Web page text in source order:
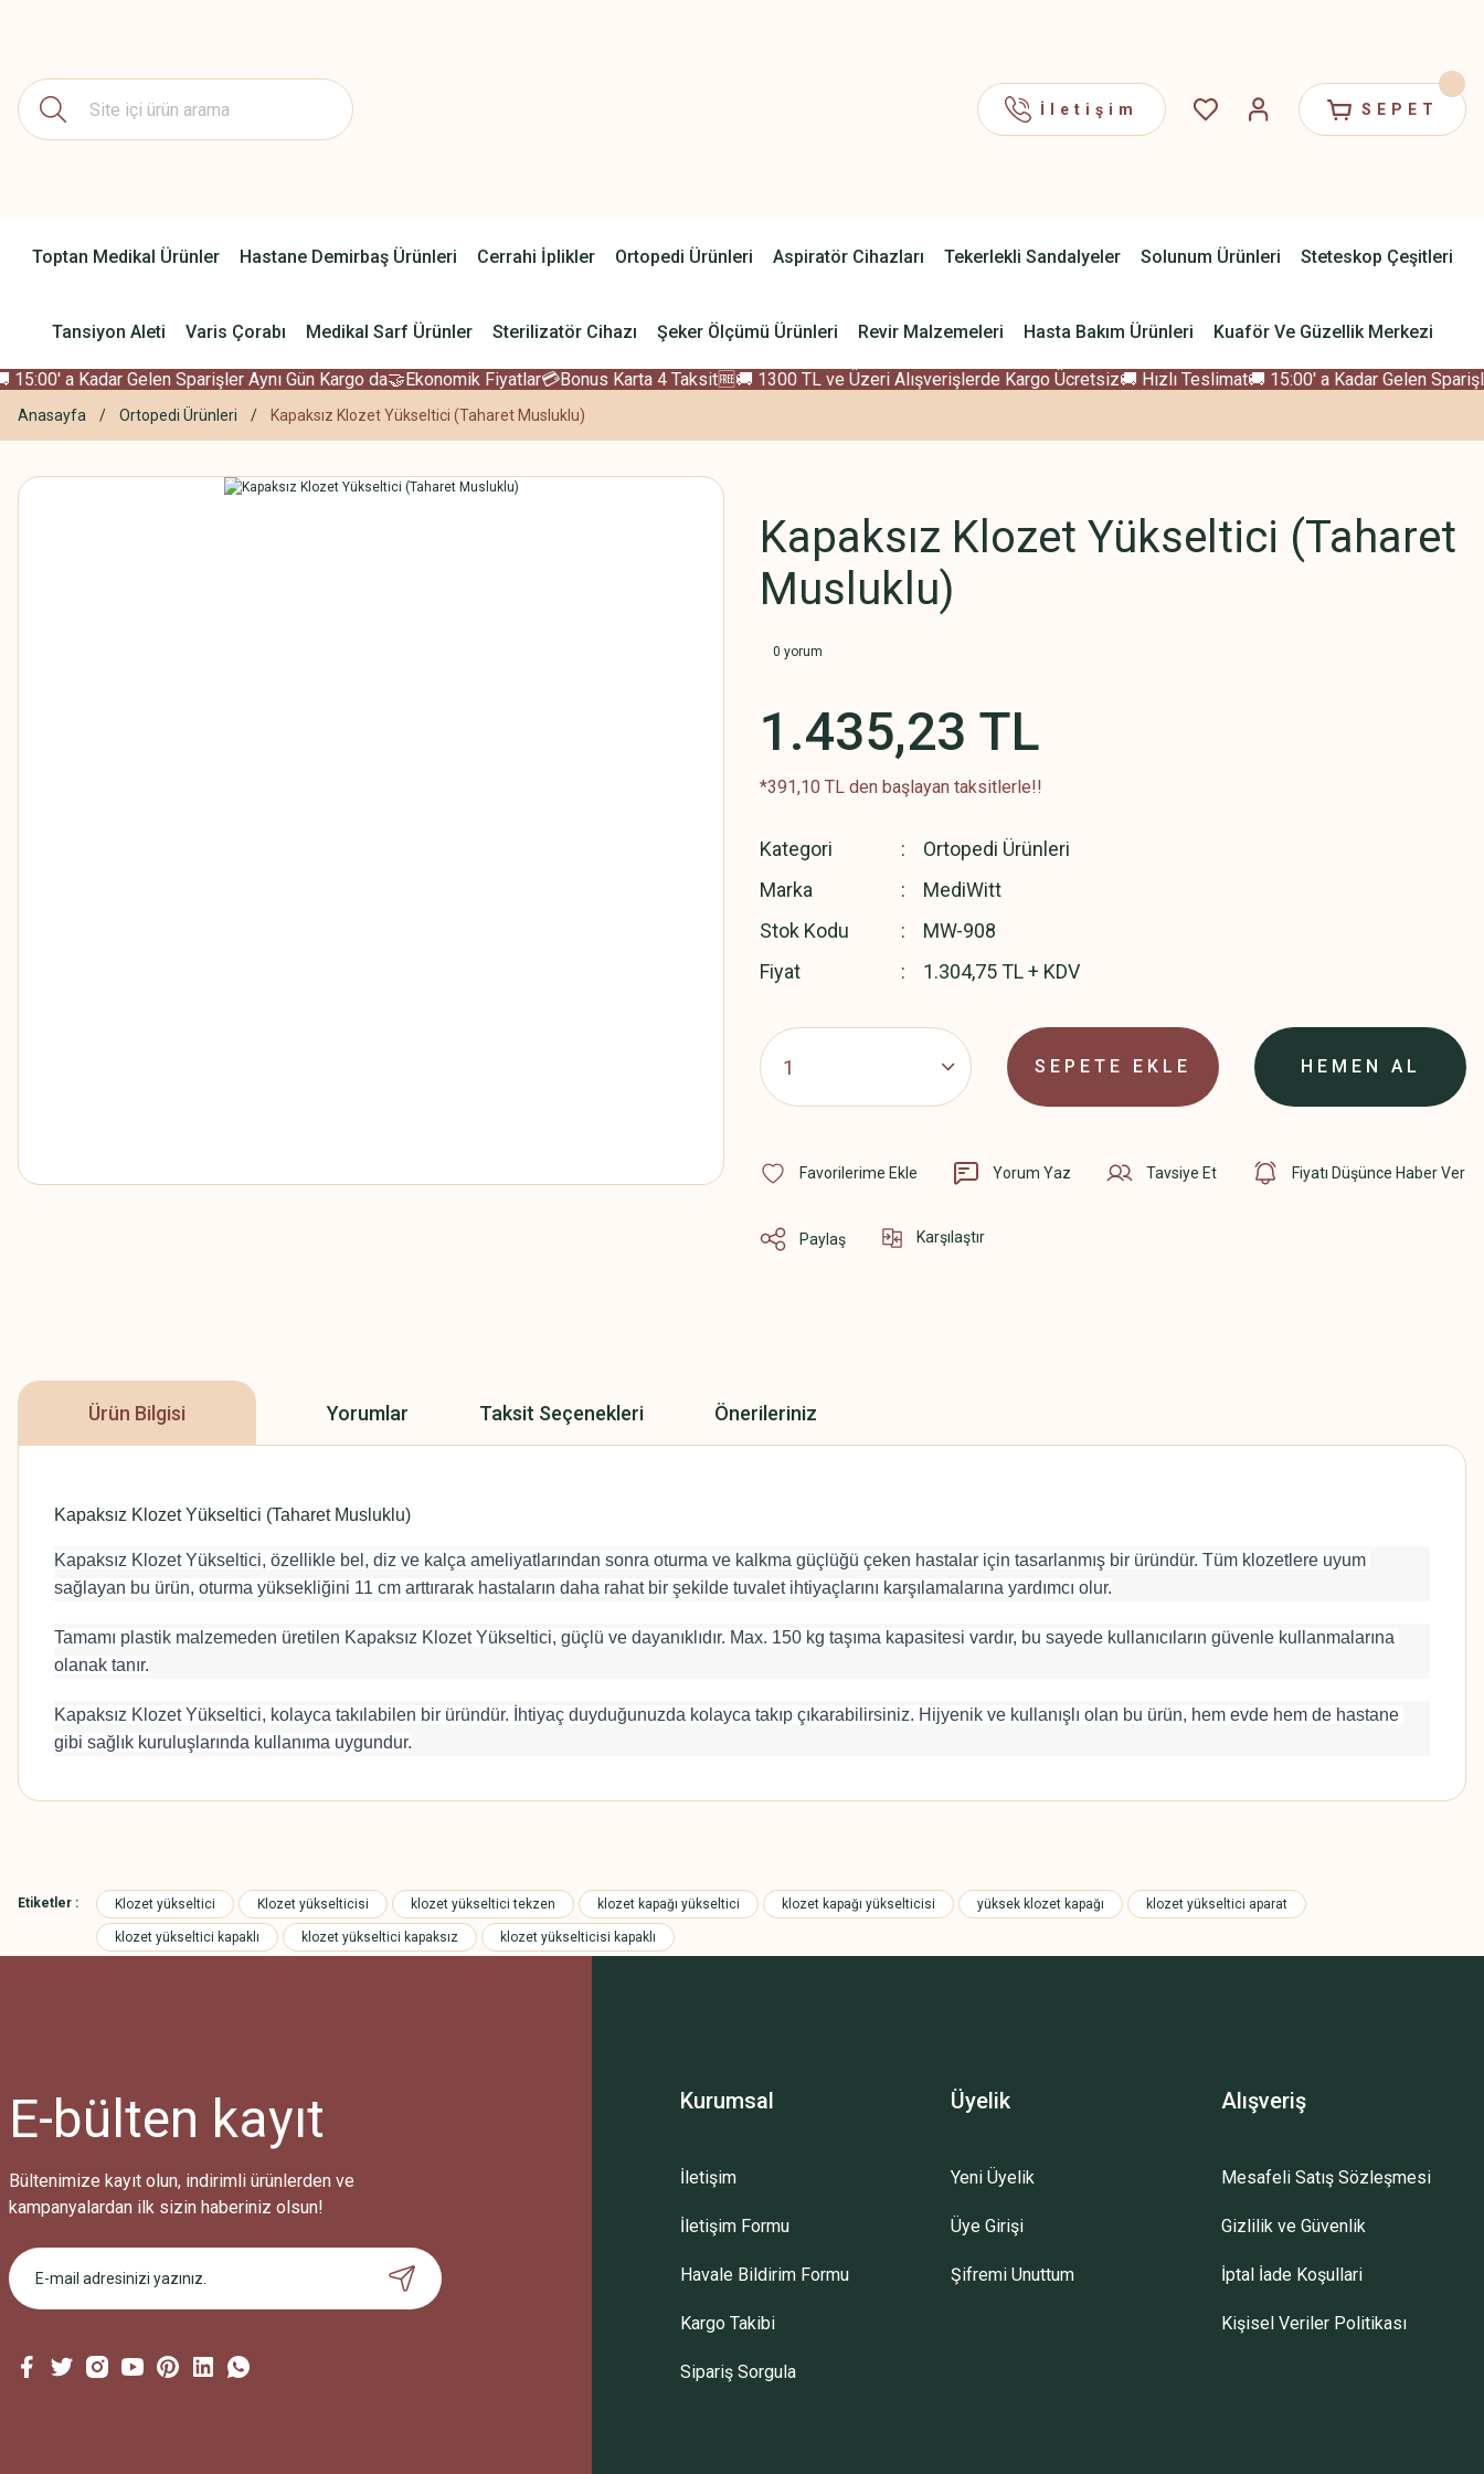
İletişim SEPET
Toptan Medikal Ürünler Hastane Demirbaş Ürünleri Cerrahi İplikler Ortopedi Ürünleri Aspiratör Cihazları Tekerlekli Sandalyeler Solunum Ürünleri Steteskop Çeşitleri
Tansiyon Aleti Varis Çorabı Medikal Sarf Ürünler Sterilizatör Cihazı Şeker Ölçümü Ürünleri Revir Malzemeleri Hasta Bakım Ürünleri Kuaför Ve Güzellik Merkezi
a Kadar Gelen Sparişler Aynı Gün Kargo da🤝Ekonomik Fiyatlar💳Bonus Karta 4 Taksit🆓🚚 1300 TL ve Üzeri Alışverişlerde Kargo Ücretsiz🚚 Hızlı Teslimat🚚 15:00' a Kadar Gelen
Anasayfa Ortopedi Ürünleri Kapaksız Klozet Yükseltici (Taharet Musluklu)
Kapaksız Klozet Yükseltici (Taharet
Musluklu)
0 yorum
1.435,23 TL
*391,10 TL den başlayan taksitlerle!!
Kategori
Ortopedi Ürünleri
Marka
MediWitt
Stok Kodu
MW-908
Fiyat
1.304,75 TL + KDV
SEPETE EKLE HEMEN AL
Yorum Yaz Tavsiye Et Fiyatı Düşünce Haber Ver
Paylaş Karşılaştır
Ürün Bilgisi Yorumlar Taksit Seçenekleri Önerileriniz
Kapaksız Klozet Yükseltici (Taharet Musluklu)
Kapaksız Klozet Yükseltici, özellikle bel, diz ve kalça ameliyatlarından sonra oturma ve kalkma güçlüğü çeken hastalar için tasarlanmış bir üründür. Tüm klozetlere uyum
sağlayan bu ürün, oturma yüksekliğini 11 cm arttırarak hastaların daha rahat bir şekilde tuvalet ihtiyaçlarını karşılamalarına yardımcı olur.
Tamamı plastik malzemeden üretilen Kapaksız Klozet Yükseltici, güçlü ve dayanıklıdır. Max. 150 kg taşıma kapasitesi vardır, bu sayede kullanıcıların güvenle kullanmalarına
olanak tanır.
Kapaksız Klozet Yükseltici, kolayca takılabilen bir üründür. İhtiyaç duyduğunuzda kolayca takıp çıkarabilirsiniz. Hijyenik ve kullanışlı olan bu ürün, hem evde hem de hastane
gibi sağlık kuruluşlarında kullanıma uygundur.
Bu ürüne ilk yorumu siz yapın!
Yorum Yaz
Ürün resmi kalitesiz, bozuk veya görüntülenemiyor.
Etiketler : Klozet yükseltici Klozet yükselticisi klozet yükseltici tekzen klozet kapağı yükseltici klozet kapağı yükselticisi yüksek klozet kapağı klozet yükseltici aparat
klozet yükseltici kapaklı klozet yükseltici kapaksız klozet yükselticisi kapaklı
E-bülten kayıt
Bültenimize kayıt olun, indirimli ürünlerden ve
kampanyalardan ilk sizin haberiniz olsun!
Kurumsal
İletişim
İletişim Formu
Havale Bildirim Formu
Kargo Takibi
Sipariş Sorgula
Üyelik
Yeni Üyelik
Üye Girişi
Şifremi Unuttum
Alışveriş
Mesafeli Satış Sözleşmesi
Gizlilik ve Güvenlik
İptal İade Koşullari
Kişisel Veriler Politikası